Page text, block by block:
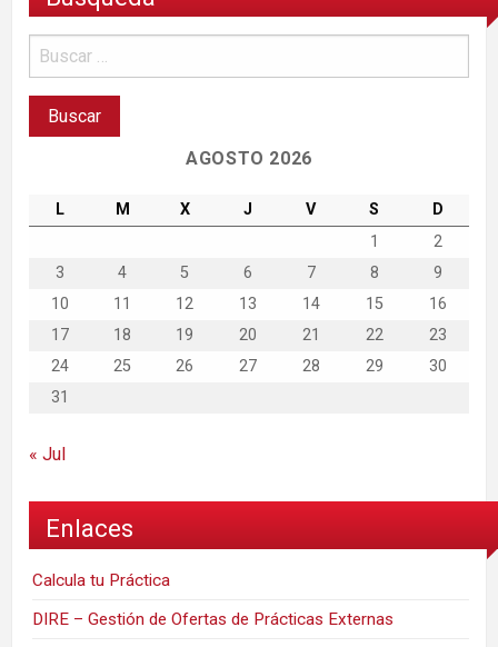
AGOSTO 2026
L M X J V S
D
1
2
3
4 5 6 7 8
9
10
11 12 13 14 15
16
17
18 19 20 21 22
23
24
25 26 27 28 29
30
31
« Jul
Enlaces
Calcula tu Práctica
DIRE – Gestión de Ofertas de Prácticas Externas